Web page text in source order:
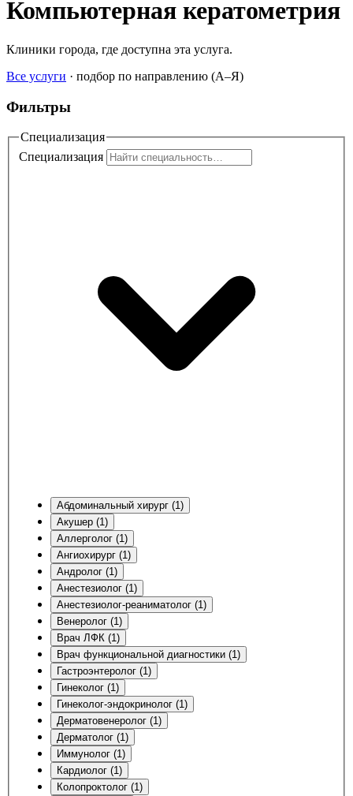
Компьютерная кератометрия
Клиники города, где доступна эта услуга.
Все услуги · подбор по направлению (A–Я)
Фильтры
Специализация
Специализация
Абдоминальный хирург (1)
Акушер (1)
Аллерголог (1)
Ангиохирург (1)
Андролог (1)
Анестезиолог (1)
Анестезиолог-реаниматолог (1)
Венеролог (1)
Врач ЛФК (1)
Врач функциональной диагностики (1)
Гастроэнтеролог (1)
Гинеколог (1)
Гинеколог-эндокринолог (1)
Дерматовенеролог (1)
Дерматолог (1)
Иммунолог (1)
Кардиолог (1)
Колопроктолог (1)